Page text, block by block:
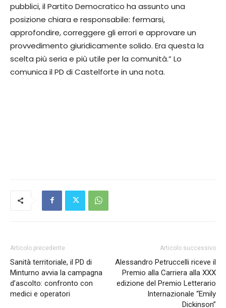
pubblici, il Partito Democratico ha assunto una
posizione chiara e responsabile: fermarsi,
approfondire, correggere gli errori e approvare un
provvedimento giuridicamente solido. Era questa la
scelta più seria e più utile per la comunità.” Lo
comunica il PD di Castelforte in una nota.
Articolo precedente
Sanità territoriale, il PD di
Minturno avvia la campagna
d’ascolto: confronto con
medici e operatori
Articolo successivo
Alessandro Petruccelli riceve il
Premio alla Carriera alla XXX
edizione del Premio Letterario
Internazionale “Emily
Dickinson”